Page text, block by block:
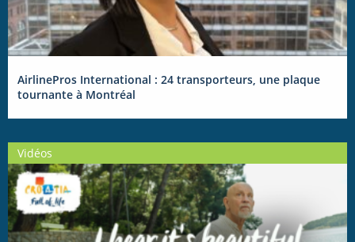
AirlinePros International : 24 transporteurs, une plaque
tournante à Montréal
Vidéos